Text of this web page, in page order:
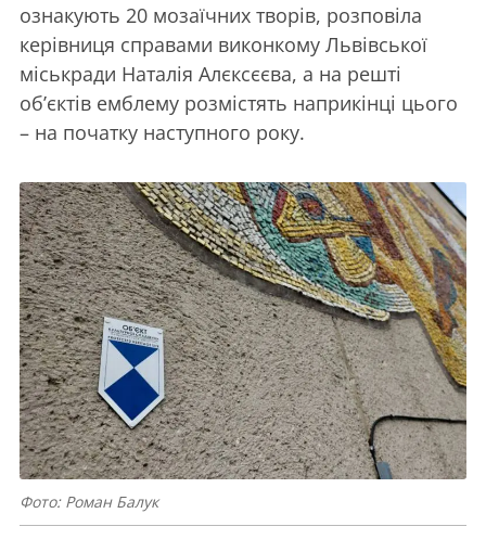
ознакують 20 мозаїчних творів, розповіла
керівниця справами виконкому Львівської
міськради Наталія Алєксєєва, а на решті
обʼєктів емблему розмістять наприкінці цього
– на початку наступного року.
Фото: Роман Балук